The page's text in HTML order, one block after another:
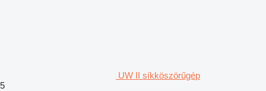
UW II síkköszörűgép
5